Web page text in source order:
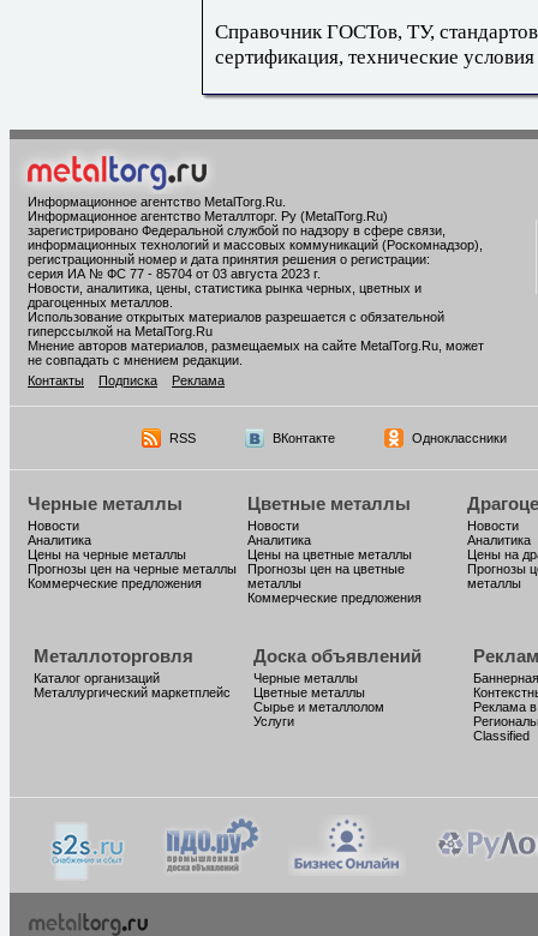
Справочник ГОСТов, ТУ,
сертификация, технические условия
Информационное агентство MetalTorg.Ru
Информационное агентство Металлторг. Ру (MetalTorg.Ru)
зарегистрировано Федеральной службой по надзору в сфере связи,
информационных технологий и массовых коммуникаций (Роскомнадзор),
регистрационный номер и дата принятия решения о регистрации:
серия ИА № ФС 77 - 85704 от 03 августа 2023 г.
Новости, аналитика, цены, статистика рынка черных, цветных и
драгоценных металлов.
Использование открытых материалов разрешается с обязательной
гиперссылкой на MetalTorg.Ru
Мнение авторов материалов, размещаемых на сайте MetalTorg.Ru, может
не совпадать с мнением редакции.
Контакты
Подписка Реклама
RSS ВКонтакте Одноклассники
Черные металлы
Новости
Аналитика
Цены на черные металлы
Прогнозы цен на черные металлы
Коммерческие предложения
Цветные металлы
Новости
Аналитика
Цены на цветные металлы
Прогнозы цен на цветные
металлы
Коммерческие предложения
Новости
Аналитика
Цены на
Прогнозы
металлы
Металлоторговля
Каталог организаций
Металлургический маркетплейс
Доска объявлений
Черные металлы
Цветные металлы
Сырье и металлолом
Услуги
Реклама
Classified